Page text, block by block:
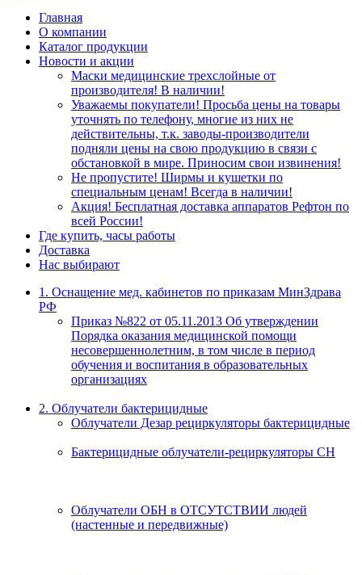
Главная
О компании
Каталог продукции
Новости и акции
Маски медицинские трехслойные от
производителя! В наличии!
Уважаемы покупатели! Просьба цены на товары
уточнять по телефону, многие из них не
действительны, т.к. заводы-производители
подняли цены на свою продукцию в связи с
обстановкой в мире. Приносим свои извинения!
Не пропустите! Ширмы и кушетки по
специальным ценам! Всегда в наличии!
Акция! Бесплатная доставка аппаратов Рефтон по
всей России!
Где купить, часы работы
Доставка
Нас выбирают
1. Оснащение мед. кабинетов по приказам МинЗдрава
РФ
Приказ №822 от 05.11.2013 Об утверждении
Порядка оказания медицинской помощи
несовершеннолетним, в том числе в период
обучения и воспитания в образовательных
организациях
2. Облучатели бактерицидные
Облучатели Дезар рециркуляторы бактерицидные
Бактерицидные облучатели-рециркуляторы СН
Облучатели ОБН в ОТСУТСТВИИ людей
(настенные и передвижные)